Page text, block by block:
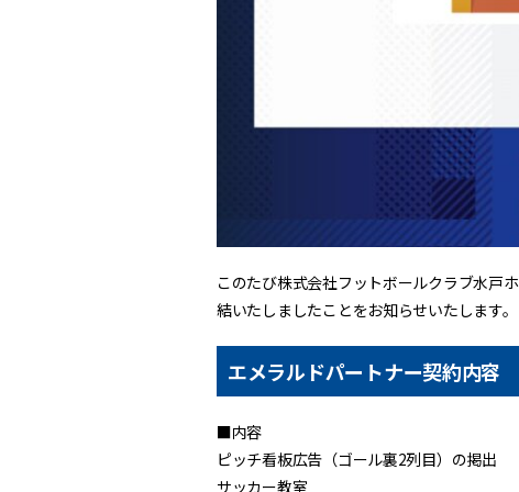
このたび株式会社フットボールクラブ水戸
結いたしましたことをお知らせいたします。
エメラルドパートナー契約内容
■内容
ピッチ看板広告（ゴール裏2列目）の掲出
サッカー教室